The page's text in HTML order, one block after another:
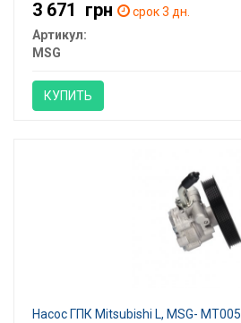
3 671 грн
срок 3 дн.
Артикул:
MSG
КУПИТЬ
Насос ГПК Mitsubishi L, MSG- MT005